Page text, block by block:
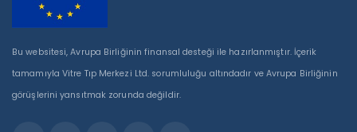
Bu websitesi, Avrupa Birliğinin finansal desteği ile hazırlanmıştır. İçerik
tamamıyla Vitre Tıp Merkezi Ltd. sorumluluğu altındadır ve Avrupa Birliğinin
görüşlerini yansıtmak zorunda değildir.